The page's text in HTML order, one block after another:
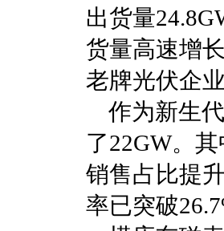
出货量
货量高速增
老牌光伏企
作为新生
了22GW。
销售占比提
率已突破